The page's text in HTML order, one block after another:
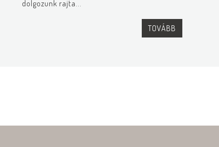
dolgozunk rajta...
TOVÁBB